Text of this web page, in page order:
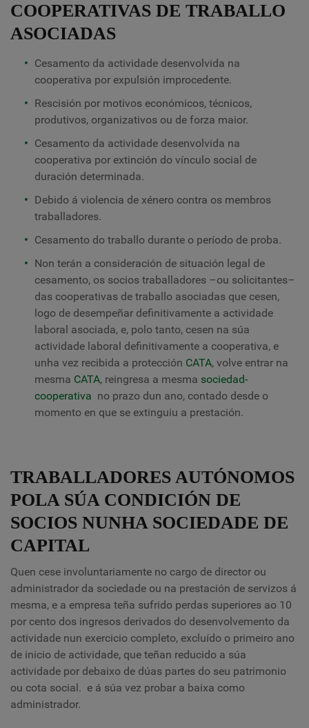
COOPERATIVAS DE TRABALLO
ASOCIADAS
Cesamento da actividade desenvolvida na
cooperativa por expulsión improcedente.
Rescisión por motivos económicos, técnicos,
produtivos, organizativos ou de forza maior.
Cesamento da actividade desenvolvida na
cooperativa por extinción do vínculo social de
duración determinada.
Debido á violencia de xénero contra os membros
traballadores.
Cesamento do traballo durante o período de proba.
Non terán a consideración de situación legal de
cesamento, os socios traballadores –ou solicitantes–
das cooperativas de traballo asociadas que cesen,
logo de desempeñar definitivamente a actividade
laboral asociada, e, polo tanto, cesen na súa
actividade laboral definitivamente a cooperativa, e
unha vez recibida a protección CATA, volve entrar na
mesma CATA, reingresa a mesma sociedad-
cooperativa no prazo dun ano, contado desde o
momento en que se extinguiu a prestación.
TRABALLADORES AUTÓNOMOS
POLA SÚA CONDICIÓN DE
SOCIOS NUNHA SOCIEDADE DE
CAPITAL
Quen cese involuntariamente no cargo de director ou
administrador da sociedade ou na prestación de servizos á
mesma, e a empresa teña sufrido perdas superiores ao 10
por cento dos ingresos derivados do desenvolvemento da
actividade nun exercicio completo, excluído o primeiro ano
de inicio de actividade, que teñan reducido a súa
actividade por debaixo de dúas partes do seu patrimonio
ou cota social. e á súa vez probar a baixa como
administrador.